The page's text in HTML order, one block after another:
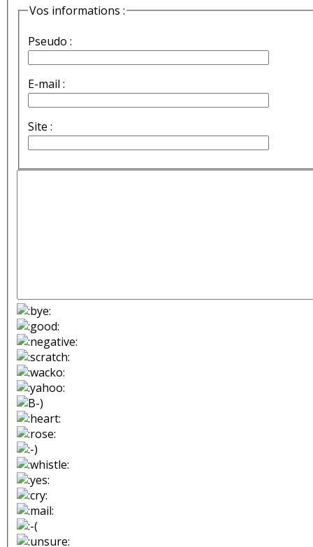
Vos informations :
Pseudo :
E-mail :
Site :